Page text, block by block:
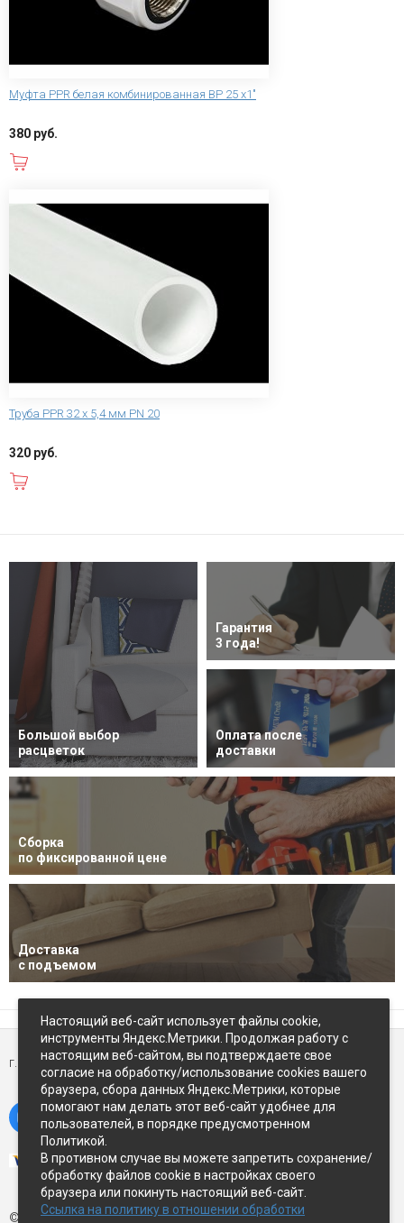
Муфта PPR белая комбинированная ВР 25 х1"
380 руб.
Труба PPR 32 х 5,4 мм PN 20
320 руб.
Большой выбор
расцветок
Гарантия
3 года!
Оплата после
доставки
Сборка
по фиксированной цене
Доставка
с подъемом
г. Петропавловск-Камчатский,ул Восточное-шоссе, д.5
© Экспострой, 2026 г.
Настоящий веб-сайт использует файлы cookie,
инструменты Яндекс.Метрики. Продолжая работу с
настоящим веб-сайтом, вы подтверждаете свое
согласие на обработку/использование cookies вашего
браузера, сбора данных Яндекс.Метрики, которые
помогают нам делать этот веб-сайт удобнее для
пользователей, в порядке предусмотренном
Политикой.
В противном случае вы можете запретить сохранение/
обработку файлов cookie в настройках своего
браузера или покинуть настоящий веб-сайт.
Ссылка на политику в отношении обработки